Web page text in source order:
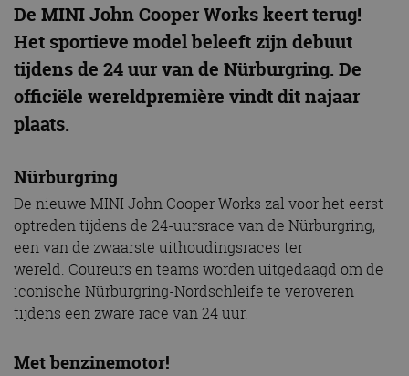
De MINI John Cooper Works keert terug!
Het sportieve model beleeft zijn debuut
tijdens de 24 uur van de Nürburgring. De
officiële wereldpremière vindt dit najaar
plaats.
Nürburgring
De nieuwe MINI John Cooper Works zal voor het eerst
optreden tijdens de 24-uursrace van de Nürburgring,
een van de zwaarste uithoudingsraces ter
wereld. Coureurs en teams worden uitgedaagd om de
iconische Nürburgring-Nordschleife te veroveren
tijdens een zware race van 24 uur.
Met benzinemotor!